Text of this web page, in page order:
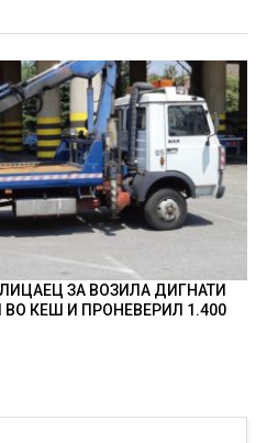
ЗА ВОЗИЛА ДИГНАТИ
ВО КЕШ И ПРОНЕВЕРИЛ 1.400